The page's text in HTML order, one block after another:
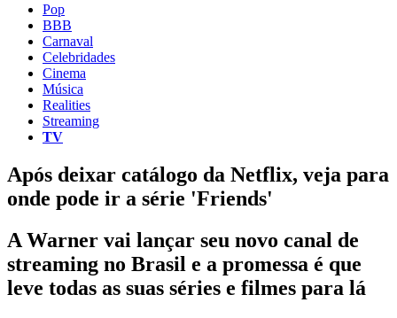
Pop
BBB
Carnaval
Celebridades
Cinema
Música
Realities
Streaming
TV
Após deixar catálogo da Netflix, veja para
onde pode ir a série 'Friends'
A Warner vai lançar seu novo canal de
streaming no Brasil e a promessa é que
leve todas as suas séries e filmes para lá